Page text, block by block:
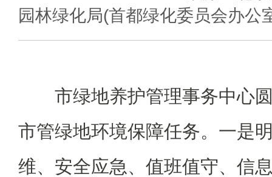
园林绿化局(首都绿化委员会办公
市绿地养护管理事务中心
市管绿地环境保障任务。一是
维、安全应急、值班值守、信